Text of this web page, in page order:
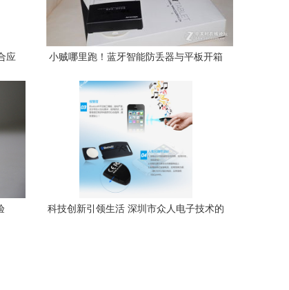
应
小贼哪里跑！蓝牙智能防丢器与平板开箱
科技创新引领生活 深圳市众人电子技术的